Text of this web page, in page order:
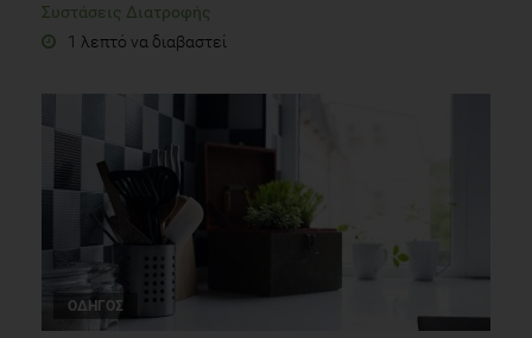
Συστάσεις Διατροφής
1 λεπτό να διαβαστεί
ΟΔΗΓΟΣ